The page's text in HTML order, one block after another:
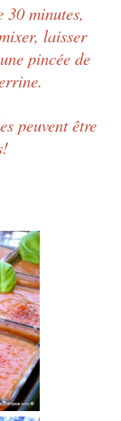
minutes,
laisser
pincée de
peuvent être